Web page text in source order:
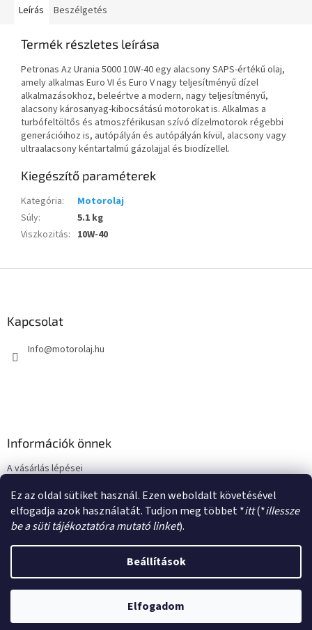
Ez az oldal sütiket használ. Ezen weboldalt követésével
elfogadja azok használatát. Tudjon meg többet *itt(*illessze
be a süti tájékoztatóra mutató linket).
Beállítások
Elfogadom
Leírás Beszélgetés
Termék részletes leírása
Petronas Az Urania 5000 10W-40 egy alacsony SAPS-értékű olaj,
amely alkalmas Euro VI és Euro V nagy teljesítményű dízel
alkalmazásokhoz, beleértve a modern, nagy teljesítményű,
alacsony károsanyag-kibocsátású motorokat is. Alkalmas a
turbófeltöltős és atmoszférikusan szívó dízelmotorok régebbi
generációihoz is, autópályán és autópályán kívül, alacsony vagy
ultraalacsony kéntartalmú gázolajjal és biodízellel.
Kiegészítő paraméterek
Kategória:
Motorolaj
Súly:
5.1 kg
Viszkozitás: 10W-40
Kapcsolat
Info@motorolaj.hu
Információk önnek
A vásárlás lépései
Adatkezelési tájékoztató
Shoptet készítette
motorolaj.hu. Minden jog fenntartva.